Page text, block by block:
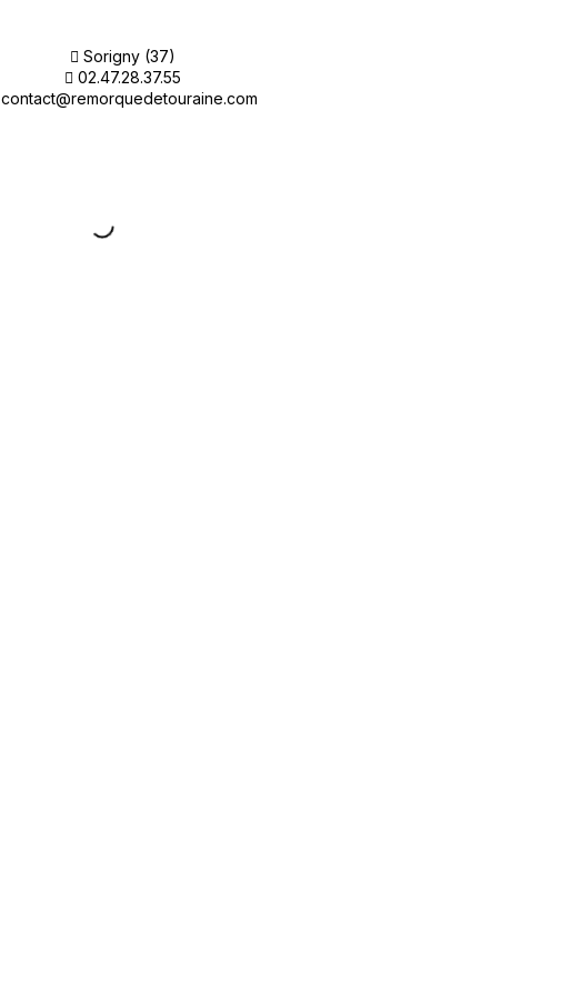
Sorigny (37)
02.47.28.37.55
contact@remorquedetouraine.com